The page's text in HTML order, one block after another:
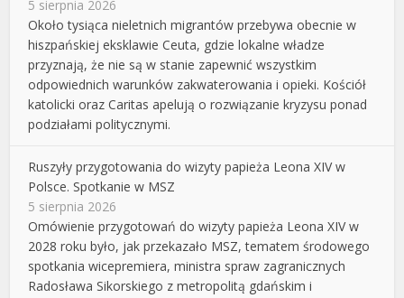
5 sierpnia 2026
Około tysiąca nieletnich migrantów przebywa obecnie w
hiszpańskiej eksklawie Ceuta, gdzie lokalne władze
przyznają, że nie są w stanie zapewnić wszystkim
odpowiednich warunków zakwaterowania i opieki. Kościół
katolicki oraz Caritas apelują o rozwiązanie kryzysu ponad
podziałami politycznymi.
Ruszyły przygotowania do wizyty papieża Leona XIV w
Polsce. Spotkanie w MSZ
5 sierpnia 2026
Omówienie przygotowań do wizyty papieża Leona XIV w
2028 roku było, jak przekazało MSZ, tematem środowego
spotkania wicepremiera, ministra spraw zagranicznych
Radosława Sikorskiego z metropolitą gdańskim i